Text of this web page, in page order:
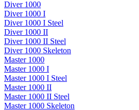
Diver 1000
Diver 1000 I
Diver 1000 I Steel
Diver 1000 II
Diver 1000 II Steel
Diver 1000 Skeleton
Master 1000
Master 1000 I
Master 1000 I Steel
Master 1000 II
Master 1000 II Steel
Master 1000 Skeleton